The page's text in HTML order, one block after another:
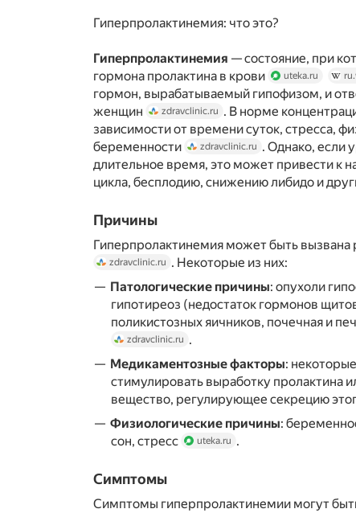
Гиперпролактинемия: что это?
Гиперпролактинемия — состояние, при
гормона пролактина в крови
uteka.ru
гормон, вырабатываемый гипофизом, и
женщин
zdravclinic.ru . В норме
зависимости от времени суток, стресса,
беременности
zdravclinic.ru . Однако, если
длительное время, это может привести к
цикла, бесплодию, снижению либидо и
Причины
Гиперпролактинемия может быть
zdravclinic.ru . Некоторые из них:
Патологические причины: опухоли
гипотиреоз (недостаток гормонов
поликистозных яичников, почечная и
zdravclinic.ru .
Медикаментозные факторы:
стимулировать выработку пролактина
вещество, регулирующее секрецию
Физиологические причины:
сон, стресс
uteka.ru .
Симптомы
Симптомы гиперпролактинемии могут